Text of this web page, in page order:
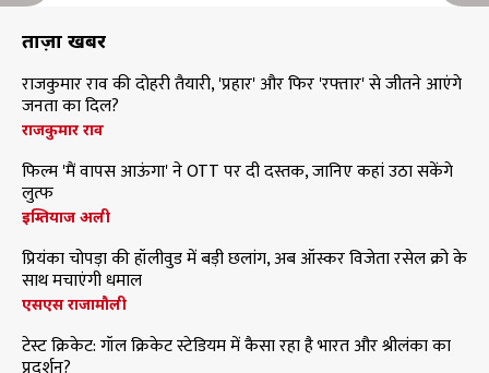
ताज़ा खबरें
राजकुमार राव की दोहरी तैयारी, 'प्रहार' और फिर 'रफ्तार' से जीतने आएंगे
जनता का दिल?
राजकुमार राव
फिल्म 'मैं वापस आऊंगा' ने OTT पर दी दस्तक, जानिए कहां उठा सकेंगे
लुत्फ
इम्तियाज अली
प्रियंका चोपड़ा की हॉलीवुड में बड़ी छलांग, अब ऑस्कर विजेता रसेल क्रो के
साथ मचाएंगी धमाल
एसएस राजामौली
टेस्ट क्रिकेट: गॉल क्रिकेट स्टेडियम में कैसा रहा है भारत और श्रीलंका का